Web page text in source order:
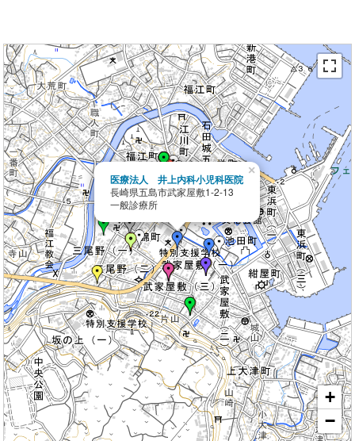
医療法人 井上内科小児科医院
長崎県五島市武家屋敷1-2-13
一般診療所
×
+
−